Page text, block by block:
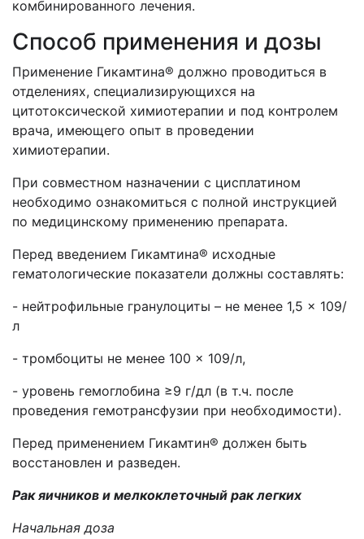
комбинированного лечения.
Способ применения и дозы
Применение Гикамтина® должно проводиться в
отделениях, специализирующихся на
цитотоксической химиотерапии и под контролем
врача, имеющего опыт в проведении
химиотерапии.
При совместном назначении с цисплатином
необходимо ознакомиться с полной инструкцией
по медицинскому применению препарата.
Перед введением Гикамтина® исходные
гематологические показатели должны составлять:
- нейтрофильные гранулоциты – не менее 1,5 × 109/
л
- тромбоциты не менее 100 × 109/л,
- уровень гемоглобина ≥9 г/дл (в т.ч. после
проведения гемотрансфузии при необходимости).
Перед применением Гикамтин® должен быть
восстановлен и разведен.
Рак яичников и мелкоклеточный рак легких
Начальная доза